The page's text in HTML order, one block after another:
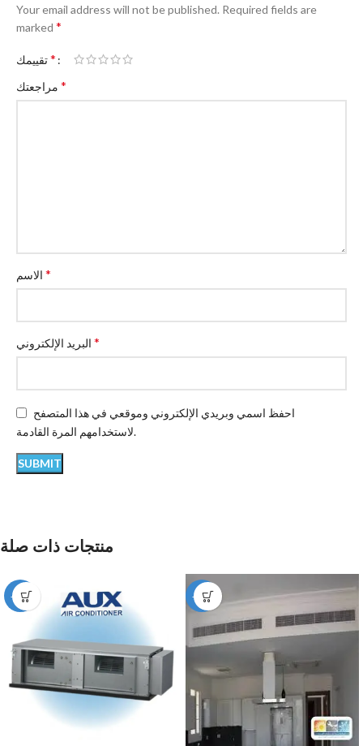
Your email address will not be published. Required fields are
marked *
*
*
*
*
احفظ اسمي وبريدي الإلكتروني وموقعي في هذا المتصفح
لاستخدامهم المرة القادمة.
منتجات ذات صلة
-12% -49%